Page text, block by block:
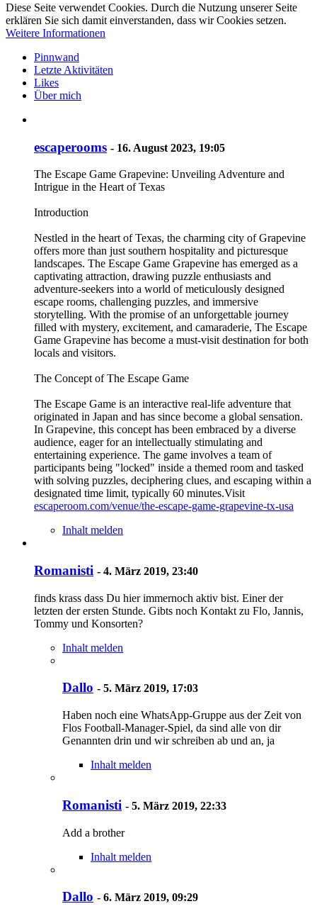
Diese Seite verwendet Cookies. Durch die Nutzung unserer Seite
erklären Sie sich damit einverstanden, dass wir Cookies setzen.
Weitere Informationen
Pinnwand
Letzte Aktivitäten
Likes
Über mich
escaperooms - 16. August 2023, 19:05
The Escape Game Grapevine: Unveiling Adventure and
Intrigue in the Heart of Texas
Introduction
Nestled in the heart of Texas, the charming city of Grapevine
offers more than just southern hospitality and picturesque
landscapes. The Escape Game Grapevine has emerged as a
captivating attraction, drawing puzzle enthusiasts and
adventure-seekers into a world of meticulously designed
escape rooms, challenging puzzles, and immersive
storytelling. With the promise of an unforgettable journey
filled with mystery, excitement, and camaraderie, The Escape
Game Grapevine has become a must-visit destination for both
locals and visitors.
The Concept of The Escape Game
The Escape Game is an interactive real-life adventure that
originated in Japan and has since become a global sensation.
In Grapevine, this concept has been embraced by a diverse
audience, eager for an intellectually stimulating and
entertaining experience. The game involves a team of
participants being "locked" inside a themed room and tasked
with solving puzzles, deciphering clues, and escaping within a
designated time limit, typically 60 minutes.Visit
escaperoom.com/venue/the-escape-game-grapevine-tx-usa
Inhalt melden
Romanisti - 4. März 2019, 23:40
finds krass dass Du hier immernoch aktiv bist. Einer der
letzten der ersten Stunde. Gibts noch Kontakt zu Flo, Jannis,
Tommy und Konsorten?
Inhalt melden
Dallo - 5. März 2019, 17:03
Haben noch eine WhatsApp-Gruppe aus der Zeit von
Flos Football-Manager-Spiel, da sind alle von dir
Genannten drin und wir schreiben ab und an, ja
Inhalt melden
Romanisti - 5. März 2019, 22:33
Add a brother
Inhalt melden
Dallo - 6. März 2019, 09:29